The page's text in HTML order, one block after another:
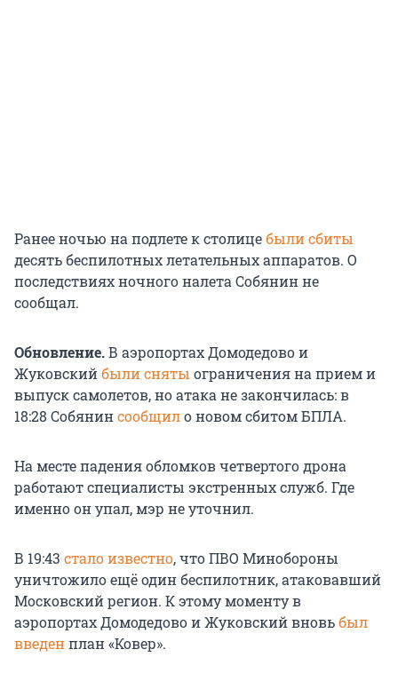
Ранее ночью на подлете к столицебыли сбиты
десять беспилотных летательных аппаратов. О
последствиях ночного налета Собянин не
сообщал.
Обновление.В аэропортах Домодедово и
Жуковскийбыли сняты ограничения на прием и
выпуск самолетов, но атака не закончилась: в
18:28 Собянинсообщило новом сбитом БПЛА.
На месте падения обломков четвертого дрона
работают специалисты экстренных служб. Где
именно он упал, мэр не уточнил.
В 19:43 стало известно, что ПВО Минобороны
уничтожило ещё один беспилотник, атаковавший
Московский регион. К этому моменту в
аэропортах Домодедово и Жуковский вновьбыл
введенплан «Ковер».